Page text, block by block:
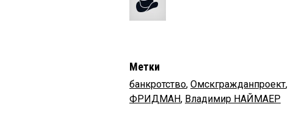
Метки
банкротство, Омскгражданпроект,
ФРИДМАН, Владимир НАЙМАЕР